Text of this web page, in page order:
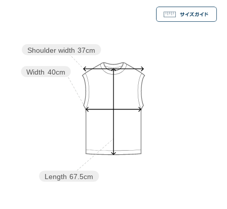
Length 67.5cm
Width 40cm
Shoulder width 37cm